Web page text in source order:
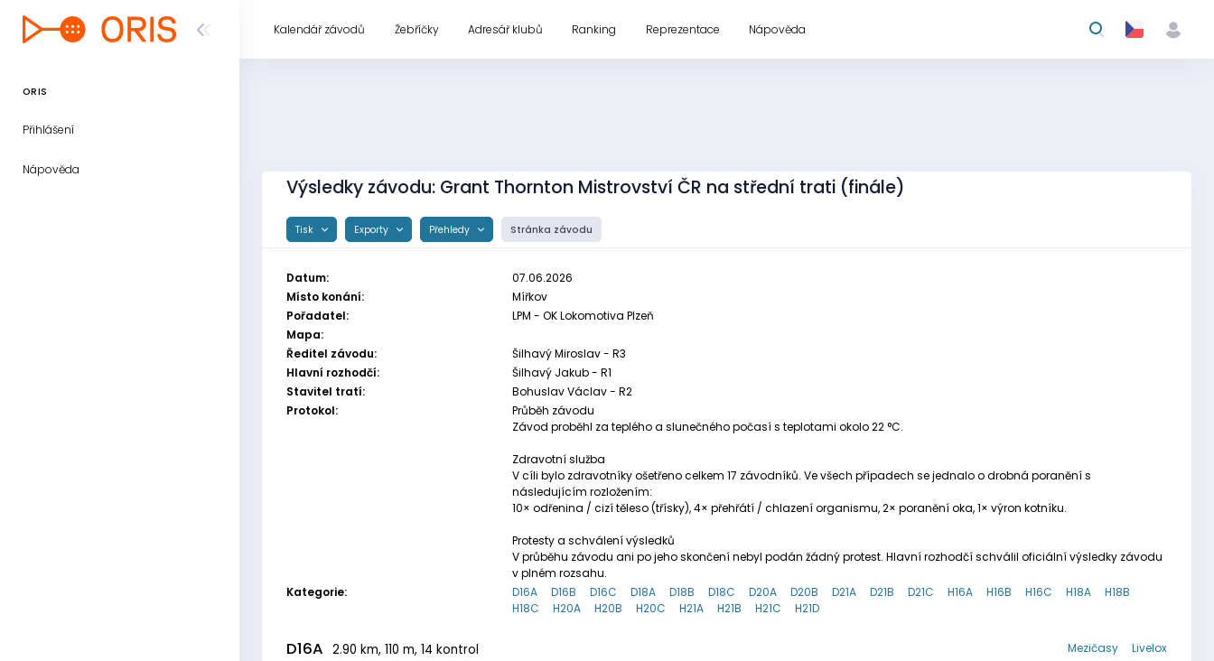
ORIS
Přihlášení
Nápověda
Kalendář závodů Žebříčky Adresář klubů Ranking Reprezentace Nápověda
Výsledky závodu: Grant Thornton Mistrovství ČR na střední trati (finále)
Tisk Exporty Přehledy Stránka závodu
Datum:
07.06.2026
Místo konání:
Mířkov
Pořadatel:
LPM - OK Lokomotiva Plzeň
Mapa:
Ředitel závodu:
Šilhavý Miroslav - R3
Hlavní rozhodčí:
Šilhavý Jakub - R1
Stavitel tratí:
Bohuslav Václav - R2
Protokol:
Průběh závodu
Závod proběhl za teplého a slunečného počasí s teplotami okolo 22 °C.
Zdravotní služba
V cíli bylo zdravotníky ošetřeno celkem 17 závodníků. Ve všech případech se jednalo o drobná poranění s
následujícím rozložením:
10× odřenina / cizí těleso (třísky), 4× přehřátí / chlazení organismu, 2× poranění oka, 1× výron kotníku.
Protesty a schválení výsledků
V průběhu závodu ani po jeho skončení nebyl podán žádný protest. Hlavní rozhodčí schválil oficiální výsledky závodu
v plném rozsahu.
Kategorie:
D16A D16B D16C D18A D18B D18C D20A D20B D21A D21B D21C H16A H16B H16C H18A
H18B
H18C
H20A H20B H20C H21A H21B H21C H21D
D16A 2.90 km, 110 m, 14 kontrol Livelox
Mezičasy